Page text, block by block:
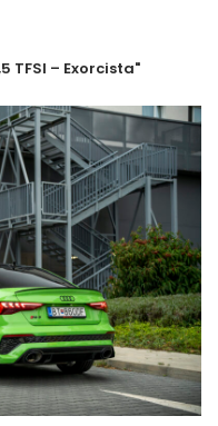
TFSI – Exorcista"